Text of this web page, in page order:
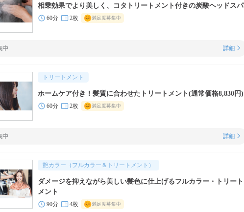
相乗効果でより美しく、コタトリートメント付きの炭酸ヘッドスパ
60分 2枚 満足度募集中
中 詳細
トリートメント
ホームケア付き！髪質に合わせたトリートメント(通常価格8,830円)
60分 2枚 満足度募集中
中 詳細
艶カラー（フルカラー＆トリートメント）
ダメージを抑えながら美しい髪色に仕上げるフルカラー・トリート
メント
90分 4枚 満足度募集中